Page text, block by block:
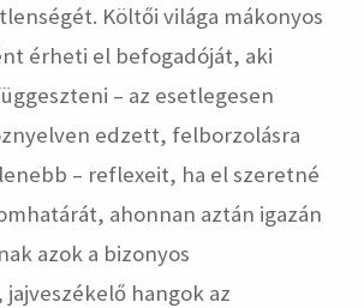
Költői világa mákonyos
érheti el befogadóját, aki
– az esetlegesen
edzett, felborzolásra
– reflexeit, ha el szeretné
ahonnan aztán igazán
azok a bizonyos
jajveszékelő hangok az